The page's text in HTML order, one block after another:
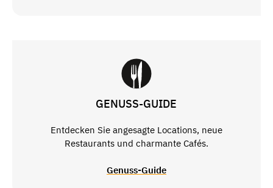
GENUSS-GUIDE
Entdecken Sie angesagte Locations, neue
Restaurants und charmante Cafés.
Genuss-Guide